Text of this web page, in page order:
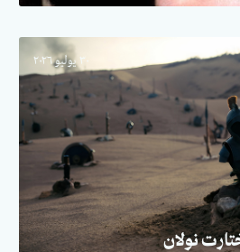
٣٠ يوليو ٢٠٢٦
نولان